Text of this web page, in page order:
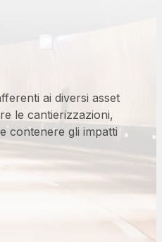
realizzazione di
da fonti rinnovabili
eventi nelle aree
gestione immobili
ai diversi asset
le cantierizzazioni,
contenere gli impatti